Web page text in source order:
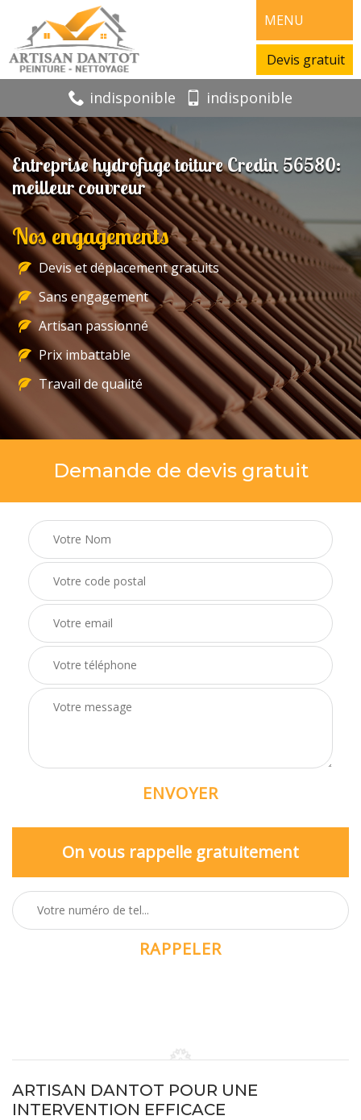
MENU
Devis gratuit
indisponible indisponible
Entreprise hydrofuge toiture Credin 56580:
meilleur couvreur
Nos engagements
Devis et déplacement gratuits
Sans engagement
Artisan passionné
Prix imbattable
Travail de qualité
Demande de devis gratuit
On vous rappelle gratuitement
ARTISAN DANTOT POUR UNE
INTERVENTION EFFICACE